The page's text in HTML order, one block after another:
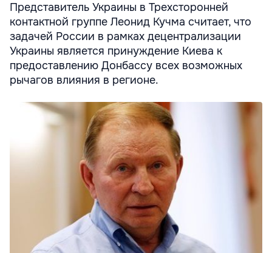
Представитель Украины в Трехсторонней
контактной группе Леонид Кучма считает, что
задачей России в рамках децентрализации
Украины является принуждение Киева к
предоставлению Донбассу всех возможных
рычагов влияния в регионе.